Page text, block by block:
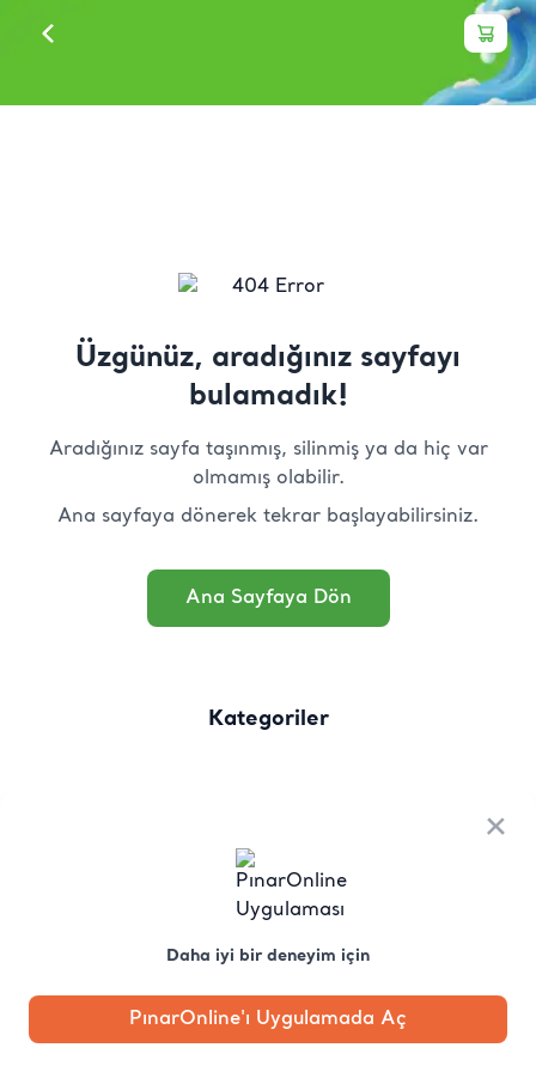
×
Daha iyi bir deneyim için
PınarOnline'ı Uygulamada Aç
Üzgünüz, aradığınız sayfayı
bulamadık!
Aradığınız sayfa taşınmış, silinmiş ya da hiç var
olmamış olabilir.
Ana sayfaya dönerek tekrar başlayabilirsiniz.
Ana Sayfaya Dön
Kategoriler